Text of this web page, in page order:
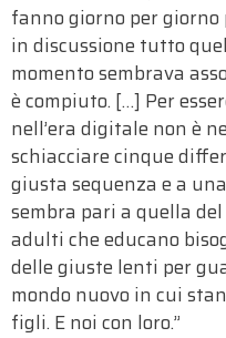
fanno giorno per
in discussione tutto
momento sembrava
è compiuto. […] Per
nell’era digitale non è
schiacciare cinque
giusta sequenza e a
sembra pari a quella del
adulti che educano
delle giuste lenti per
mondo nuovo in cui
figli. E noi con loro.”